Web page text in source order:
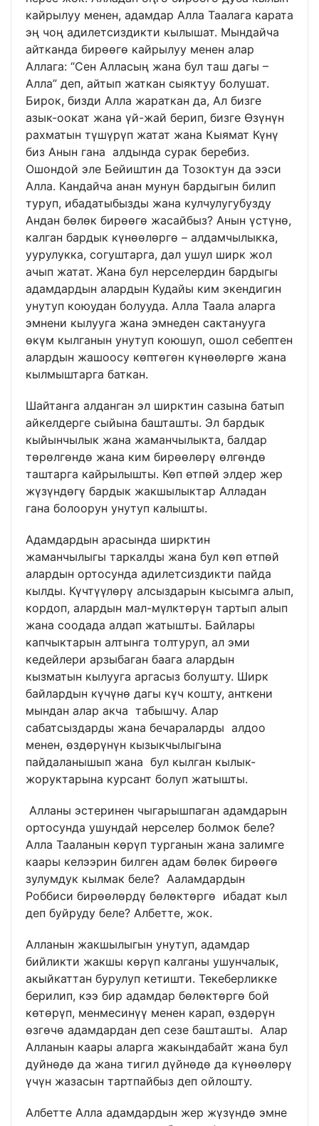
кайрылуу менен, адамдар Алла Таалага карата
эң чоң адилетсиздикти кылышат. Мындайча
айтканда бирөөгө кайрылуу менен алар
Аллага: “Сен Алласың жана бул таш дагы –
Алла” деп, айтып жаткан сыяктуу болушат.
Бирок, бизди Алла жараткан да, Ал бизге
азык-оокат жана үй-жай берип, бизге Өзүнүн
рахматын түшүрүп жатат жана Кыямат Күнү
биз Анын гана алдында сурак беребиз.
Ошондой эле Бейиштин да Тозоктун да ээси
Алла. Кандайча анан мунун бардыгын билип
туруп, ибадатыбызды жана кулчулугубузду
Андан бөлөк бирөөгө жасайбыз? Анын үстүнө,
калган бардык күнөөлөргө – алдамчылыкка,
уурулукка, согуштарга, дал ушул ширк жол
ачып жатат. Жана бул нерселердин бардыгы
адамдардын алардын Кудайы ким экендигин
унутуп коюудан болууда. Алла Таала аларга
эмнени кылууга жана эмнеден сактанууга
өкүм кылганын унутуп коюшуп, ошол себептен
алардын жашоосу көптөгөн күнөөлөргө жана
кылмыштарга баткан.
Шайтанга алданган эл ширктин сазына батып
айкелдерге сыйына башташты. Эл бардык
кыйынчылык жана жаманчылыкта, балдар
төрөлгөндө жана ким бирөөлөрү өлгөндө
таштарга кайрылышты. Көп өтпөй элдер жер
жүзүндөгү бардык жакшылыктар Алладан
гана болоорун унутуп калышты.
Адамдардын арасында ширктин
жаманчылыгы таркалды жана бул көп өтпөй
алардын ортосунда адилетсиздикти пайда
кылды. Күчтүүлөрү алсыздарын кысымга алып,
кордоп, алардын мал-мүлктөрүн тартып алып
жана соодада алдап жатышты. Байлары
капчыктарын алтынга толтуруп, ал эми
кедейлери арзыбаган баага алардын
кызматын кылууга аргасыз болушту. Ширк
байлардын күчүнө дагы күч кошту, анткени
мындан алар акча табышчу. Алар
сабатсыздарды жана бечараларды алдоо
менен, өздөрүнүн кызыкчылыгына
пайдаланышып жана бул кылган кылык-
жоруктарына курсант болуп жатышты.
Алланы эстеринен чыгарышпаган адамдарын
ортосунда ушундай нерселер болмок беле?
Алла Тааланын көрүп турганын жана залимге
каары келээрин билген адам бөлөк бирөөгө
зулумдук кылмак беле? Ааламдардын
Роббиси бирөөлөрдү бөлөктөргө ибадат кыл
деп буйруду беле? Албетте, жок.
Алланын жакшылыгын унутуп, адамдар
бийликти жакшы көрүп калганы ушунчалык,
акыйкаттан бурулуп кетишти. Текеберликке
берилип, кээ бир адамдар бөлөктөргө бой
көтөрүп, менмесинүү менен карап, өздөрүн
өзгөчө адамдардан деп сезе башташты. Алар
Алланын каары аларга жакындабайт жана бул
дуйнөдө да жана тигил дүйнөдө да күнөөлөрү
үчүн жазасын тартпайбыз деп ойлошту.
Албетте Алла адамдардын жер жүзүндө эмне